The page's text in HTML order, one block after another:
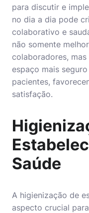
para discutir e
no dia a dia pode
colaborativo e
não somente
colaboradores,
espaço mais
pacientes,
satisfação.
Saúde
A higienização de
aspecto crucial